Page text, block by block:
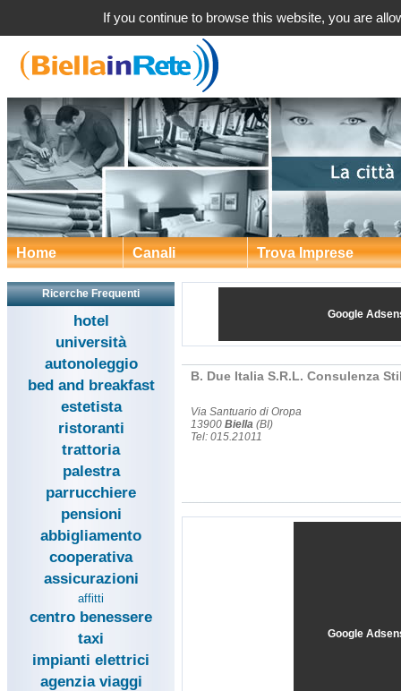
Home Canali Trova Imprese
Ricerche Frequenti
hotel
università
autonoleggio
bed and breakfast
estetista
ristoranti
trattoria
palestra
parrucchiere
pensioni
abbigliamento
cooperativa
assicurazioni
affitti
centro benessere
taxi
impianti elettrici
agenzia viaggi
Google
B. Due Italia S.R.L. Consulenza
Via Santuario di Oropa
13900 Biella (BI)
Tel: 015.21011
Google
If you continue to browse this website, you are